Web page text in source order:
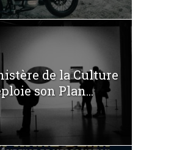
de la Culture
son Plan...